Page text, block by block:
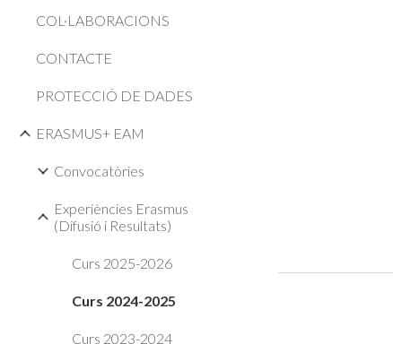
COL·LABORACIONS
CONTACTE
PROTECCIÓ DE DADES
ERASMUS+ EAM
Convocatòries
Experiències Erasmus
(Difusió i Resultats)
Curs 2025-2026
Curs 2024-2025
Curs 2023-2024